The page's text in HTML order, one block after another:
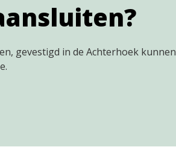
gevestigd in de Achterhoek kunnen